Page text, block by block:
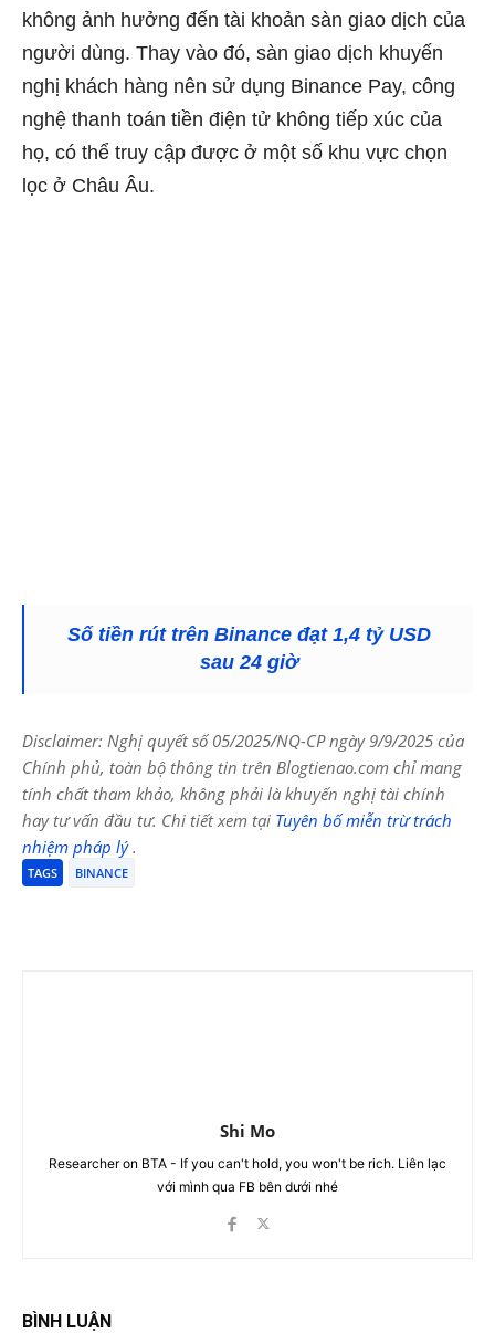
không ảnh hưởng đến tài khoản sàn giao dịch của
người dùng. Thay vào đó, sàn giao dịch khuyến
nghị khách hàng nên sử dụng Binance Pay, công
nghệ thanh toán tiền điện tử không tiếp xúc của
họ, có thể truy cập được ở một số khu vực chọn
lọc ở Châu Âu.
Số tiền rút trên Binance đạt 1,4 tỷ USD
sau 24 giờ
Disclaimer: Nghị quyết số 05/2025/NQ-CP ngày 9/9/2025 của
Chính phủ, toàn bộ thông tin trên Blogtienao.com chỉ mang
tính chất tham khảo, không phải là khuyến nghị tài chính
hay tư vấn đầu tư. Chi tiết xem tại Tuyên bố miễn trừ trách
nhiệm pháp lý.
TAGS BINANCE
Shi Mo
Researcher on BTA - If you can't hold, you won't be rich. Liên lạc
với mình qua FB bên dưới nhé
BÌNH LUẬN